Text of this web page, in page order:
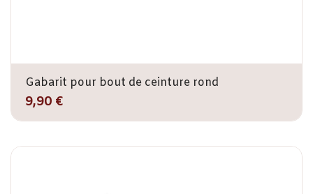
Gabarit pour bout de ceinture rond
9,90 €